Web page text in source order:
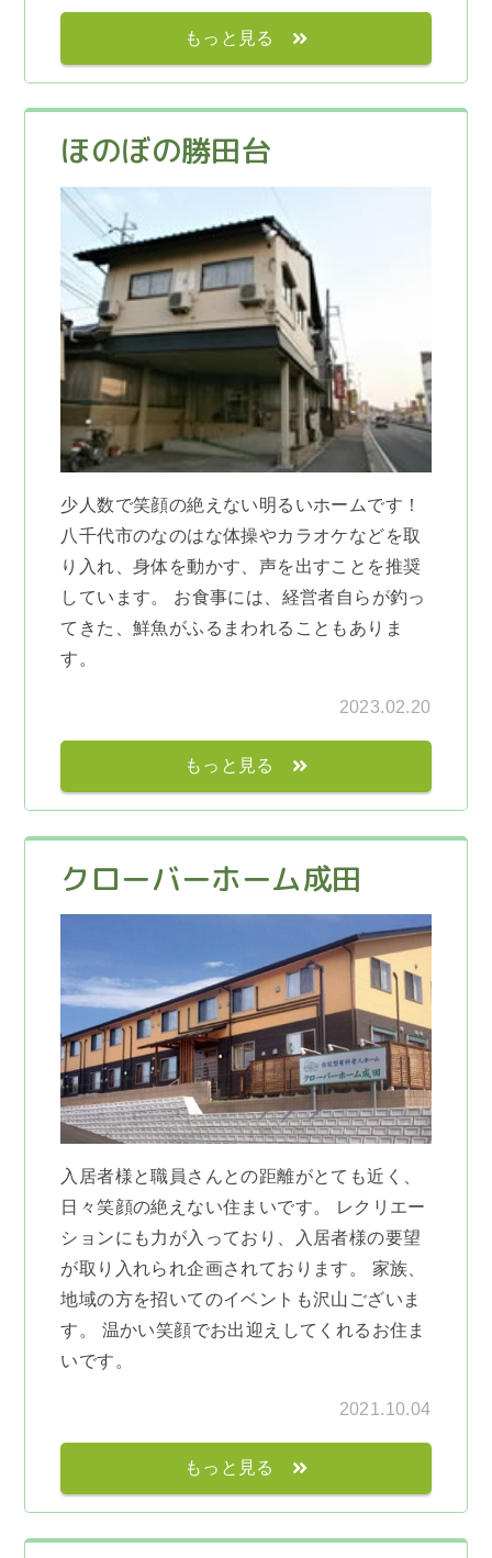
もっと見る
ほのぼの勝田台
少人数で笑顔の絶えない明るいホームです！
八千代市のなのはな体操やカラオケなどを取
り入れ、身体を動かす、声を出すことを推奨
しています。 お食事には、経営者自らが釣っ
てきた、鮮魚がふるまわれることもありま
す。
2023.02.20
もっと見る
クローバーホーム成田
入居者様と職員さんとの距離がとても近く、
日々笑顔の絶えない住まいです。 レクリエー
ションにも力が入っており、入居者様の要望
が取り入れられ企画されております。 家族、
地域の方を招いてのイベントも沢山ございま
す。 温かい笑顔でお出迎えしてくれるお住ま
いです。
2021.10.04
もっと見る